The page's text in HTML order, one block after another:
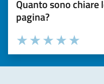
Quanto sono
pagina?
Valuta la chiarezza delle
Seleziona il numero di
Valuta 5
Valuta 4
Valuta 3 stelle su
Valuta 2 stelle su 5
Valuta 1 stelle su 5